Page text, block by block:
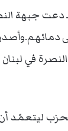
دعت جبهة
في
ليتعمّد